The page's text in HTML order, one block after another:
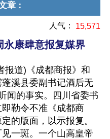
章 ：
人气： 15,571
永康肆意报复媒界
报道)《成都商报》和
蓬溪县委副书记酒后无
闻的事实。四川省委书
勒令不准《成都商
的版面，以示报复。
一斑。一个山高皇帝